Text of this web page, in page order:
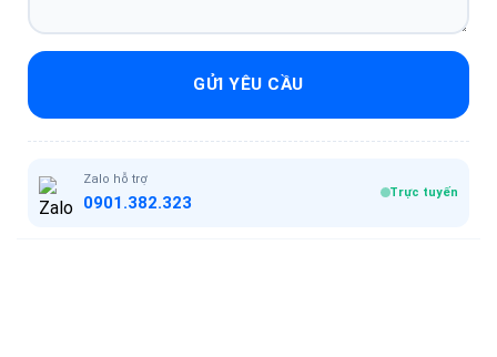
GỬI YÊU CẦU
Zalo hỗ trợ
0901.382.323 Trực tuyến